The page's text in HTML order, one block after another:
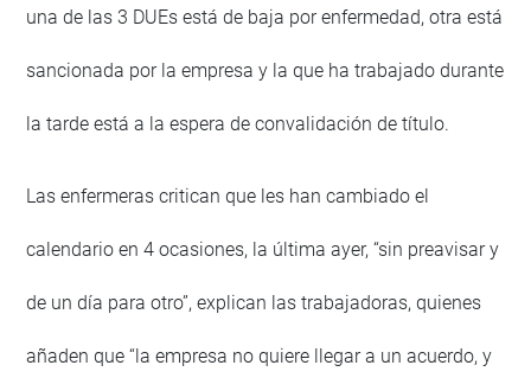
una de las 3 DUEs está de baja por enfermedad, otra está
sancionada por la empresa y la que ha trabajado durante
la tarde está a la espera de convalidación de título.
Las enfermeras critican que les han cambiado el
calendario en 4 ocasiones, la última ayer, “sin preavisar y
de un día para otro”, explican las trabajadoras, quienes
añaden que “la empresa no quiere llegar a un acuerdo, y